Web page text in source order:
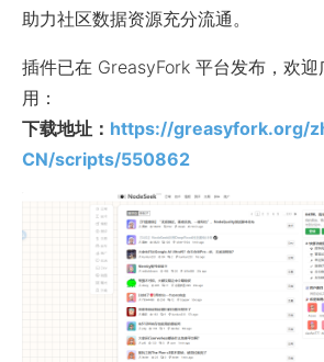
助力社区数据资源充分流通。
插件已在 GreasyFork 平台发布，欢
用：
下载地址： https://greasyfork.org/
CN/scripts/550862